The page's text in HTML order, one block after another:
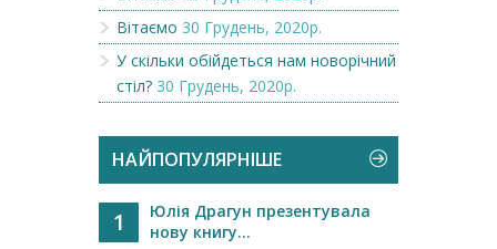
Вітаємо 30 Грудень, 2020р.
У скільки обійдеться нам новорічний
стіл? 30 Грудень, 2020р.
НАЙПОПУЛЯРНІШЕ
1
Юлія Драгун презентувала
нову книгу...